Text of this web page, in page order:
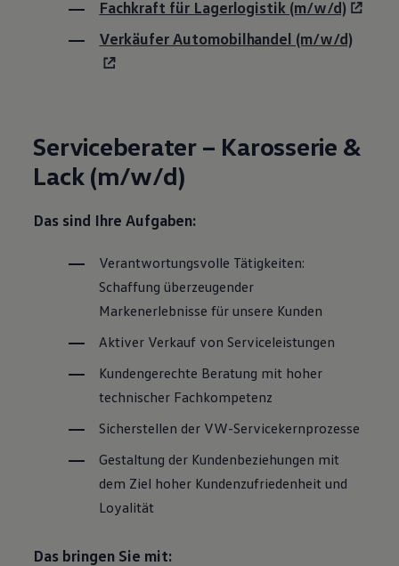
Motorenöl und Flüssigkeiten
Räder und Reifen
Pannen- und Unfallhilfe
Economy Service
Transport
Entertainment und Elektronik
Individualisieren
Wallbox und Ladekabel
Dienste für Ihr Modell finden
Handy und Fahrzeug verbinden
Updates für Software, Karten und Radio
Über Ihr Auto
Vorgängermodelle
Kundeninformationen
Volkswagen Kundenbetreuung
Warn- und Kontrollleuchten
Assistenzsysteme
Digitale Betriebsanleitung
Live Beratung
Lifestyle
Familie
Elektromobilität
Volkswagen R
Pannen- und Unfallhilfe
Fachkraft für Lagerlogistik (m/w/d)
Verkäufer Automobilhandel (m/w/d)
Serviceberater – Karosserie &
Lack (m/w/d)
Das sind Ihre Aufgaben:
Verantwortungsvolle Tätigkeiten:
Schaffung überzeugender
Markenerlebnisse für unsere Kunden
Aktiver Verkauf von Serviceleistungen
Kundengerechte Beratung mit hoher
technischer Fachkompetenz
Sicherstellen der VW-Servicekernprozesse
Gestaltung der Kundenbeziehungen mit
dem Ziel hoher Kundenzufriedenheit und
Loyalität
Das bringen Sie mit: